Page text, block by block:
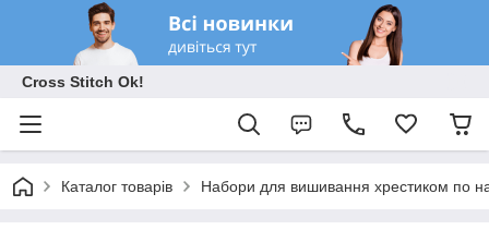
Cross Stitch Ok!
Каталог товарів Набори для вишивання хрестиком по